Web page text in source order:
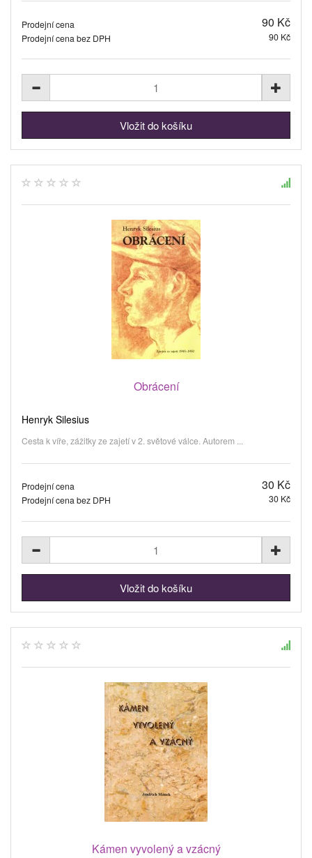
Prodejní cena 90 Kč
Prodejní cena bez DPH 90 Kč
Obrácení
Henryk Silesius
Cesta k víře, zážitky ze zajetí v 2. světové válce. Autorem ...
Prodejní cena 30 Kč
Prodejní cena bez DPH 30 Kč
Kámen vyvolený a vzácný